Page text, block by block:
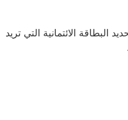
الائتمانية التي تريد